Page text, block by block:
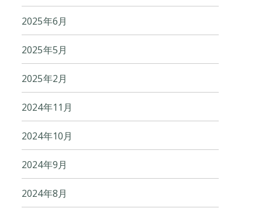
2025年6月
2025年5月
2025年2月
2024年11月
2024年10月
2024年9月
2024年8月